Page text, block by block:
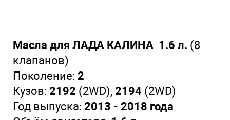
Масла для ЛАДА КАЛИНА 1.6 л. (8
клапанов)
Поколение: 2
Кузов: 2192 (2WD), 2194 (2WD)
Год выпуска: 2013 - 2018 года